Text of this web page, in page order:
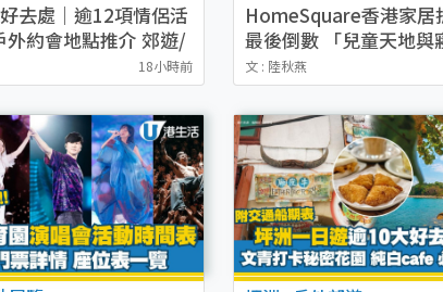
去處｜逾12項情侶活
約會地點推介 郊遊/
坊
18小時前
HomeSquare香港家居
最後倒數 「兒童天地與
8.8登場！低至$1/1折
褥玩具
文 : 陸秋燕